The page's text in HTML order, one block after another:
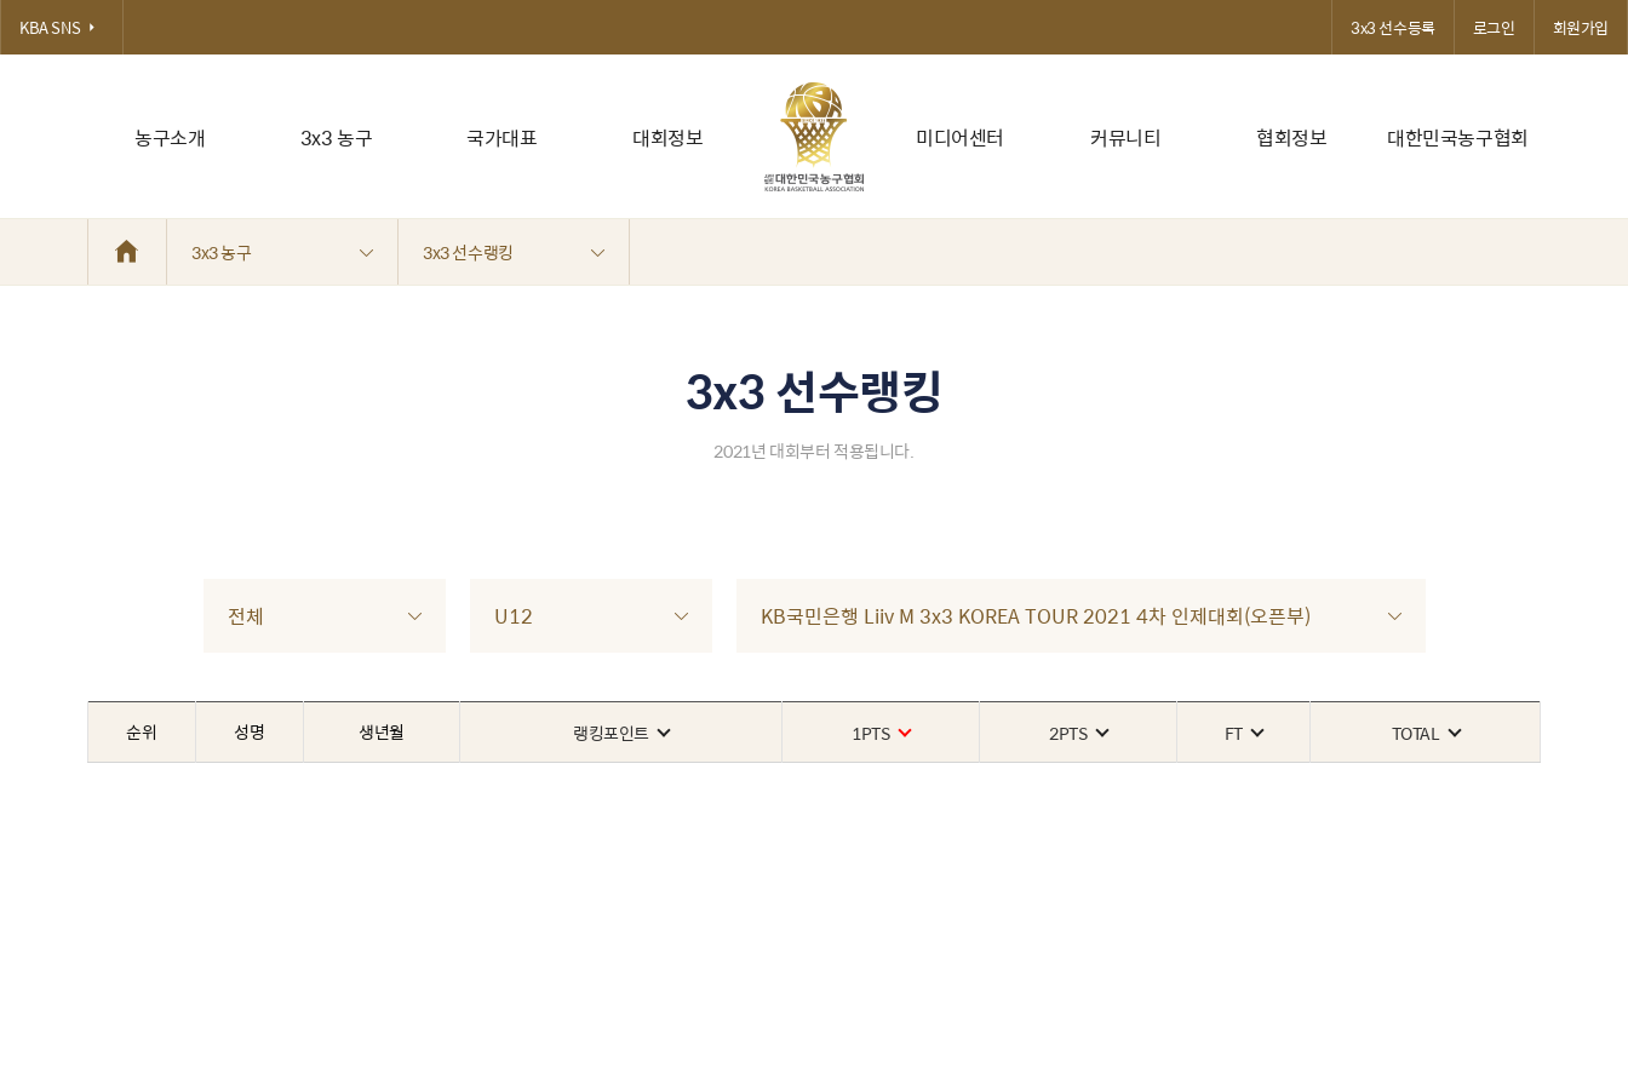
농구소개 3x3 농구 국가대표 대회정보 미디어센터 커뮤니티 협회정보 대한민국농구협회
KBA SNS 3x3 선수등록 로그인 회원가입
3x3 농구 3x3 선수랭킹
3x3 선수랭킹
2021년 대회부터 적용됩니다.
전체 U12 KB국민은행 Liiv M 3x3 KOREA TOUR 2021 4차 인제대회(오픈부)
순위 성명 생년월 랭킹포인트 1PTS 2PTS FT TOTAL